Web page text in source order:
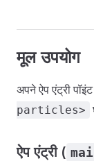
मूल उपयोग
अपने ऐप एंट्री
particles>
ऐप एंट्री (